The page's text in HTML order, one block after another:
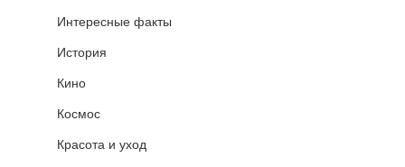
Интересные факты
История
Кино
Космос
Красота и уход